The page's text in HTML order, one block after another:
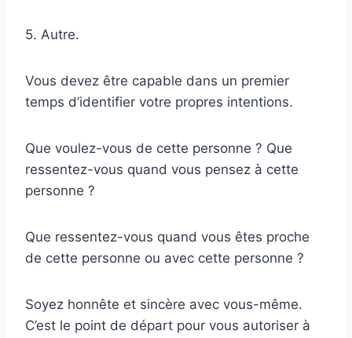
5. Autre.
Vous devez être capable dans un premier
temps d’identifier votre propres intentions.
Que voulez-vous de cette personne ? Que
ressentez-vous quand vous pensez à cette
personne ?
Que ressentez-vous quand vous êtes proche
de cette personne ou avec cette personne ?
Soyez honnête et sincère avec vous-même.
C’est le point de départ pour vous autoriser à